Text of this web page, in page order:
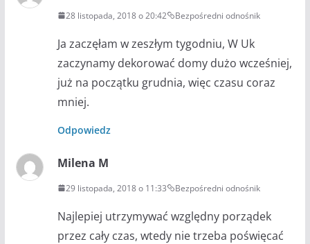
28 listopada, 2018 o 20:42 Bezpośredni odnośnik
Ja zaczęłam w zeszłym tygodniu, W Uk
zaczynamy dekorować domy dużo wcześniej,
już na początku grudnia, więc czasu coraz
mniej.
Odpowiedz
Milena M
29 listopada, 2018 o 11:33 Bezpośredni odnośnik
Najlepiej utrzymywać względny porządek
przez cały czas, wtedy nie trzeba poświęcać